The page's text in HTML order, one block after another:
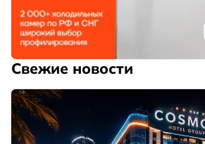
Свежие новости